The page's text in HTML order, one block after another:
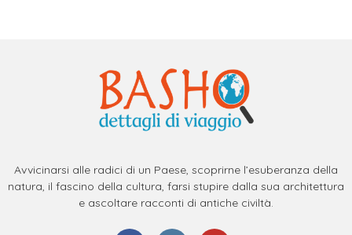
Avvicinarsi alle radici di un Paese, scoprirne l’esuberanza della
natura, il fascino della cultura, farsi stupire dalla sua architettura
e ascoltare racconti di antiche civiltà.